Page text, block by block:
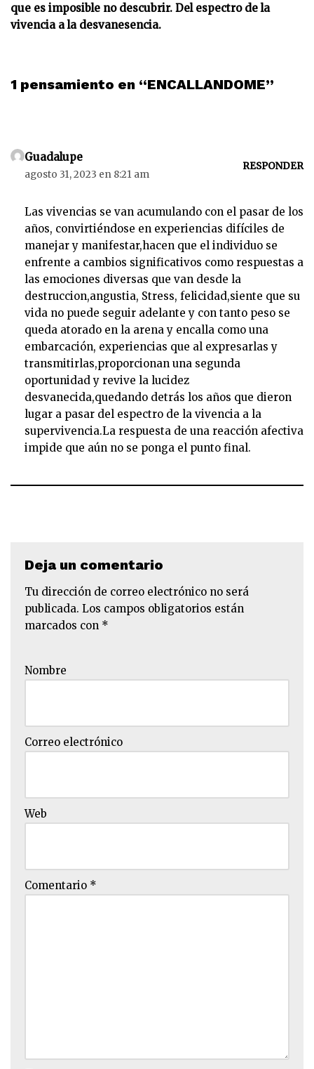
que es imposible no descubrir. Del espectro de la
vivencia a la desvanesencia.
1 pensamiento en “ENCALLANDOME”
Guadalupe
agosto 31, 2023 en 8:21 am
RESPONDER
Las vivencias se van acumulando con el pasar de los
años, convirtiéndose en experiencias difíciles de
manejar y manifestar,hacen que el individuo se
enfrente a cambios significativos como respuestas a
las emociones diversas que van desde la
destruccion,angustia, Stress, felicidad,siente que su
vida no puede seguir adelante y con tanto peso se
queda atorado en la arena y encalla como una
embarcación, experiencias que al expresarlas y
transmitirlas,proporcionan una segunda
oportunidad y revive la lucidez
desvanecida,quedando detrás los años que dieron
lugar a pasar del espectro de la vivencia a la
supervivencia.La respuesta de una reacción afectiva
impide que aún no se ponga el punto final.
Deja un comentario
Tu dirección de correo electrónico no será
publicada. Los campos obligatorios están
marcados con *
Nombre
Correo electrónico
Web
Comentario *